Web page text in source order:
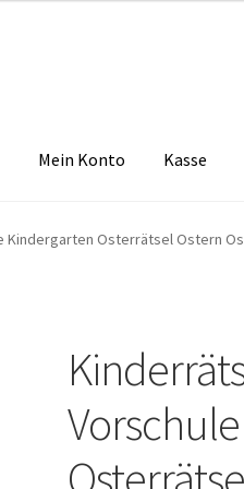
Mein Konto Kasse
Echtheit von
Kindergarten Osterrätsel Ostern